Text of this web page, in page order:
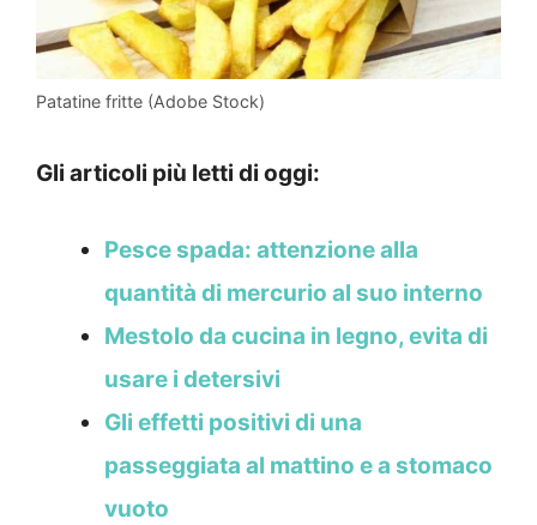
Patatine fritte (Adobe Stock)
Gli articoli più letti di oggi:
Pesce spada: attenzione alla
quantità di mercurio al suo interno
Mestolo da cucina in legno, evita di
usare i detersivi
Gli effetti positivi di una
passeggiata al mattino e a stomaco
vuoto